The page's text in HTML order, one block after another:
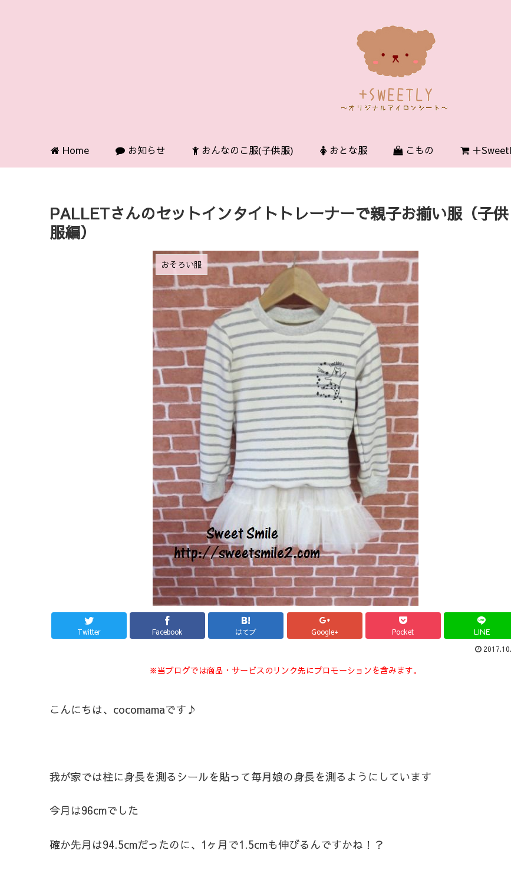
Home お知らせ おんなのこ服(子供服) おとな服 こもの ＋
PALLETさんのセットインタイトトレーナーで親子お揃い服（子供
服編）
おそろい服
Twitter Facebook はてブ Google+ Pocket LINE
※当ブログでは商品・サービスのリンク先にプロモーションを含みます。
こんにちは、cocomamaです♪
我が家では柱に身長を測るシールを貼って毎月娘の身長を測るようにしています
今月は96cmでした
確か先月は94.5cmだったのに、1ヶ月で1.5cmも伸びるんですかね！？